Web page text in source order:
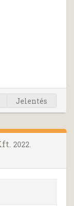
Jelentés
2022.